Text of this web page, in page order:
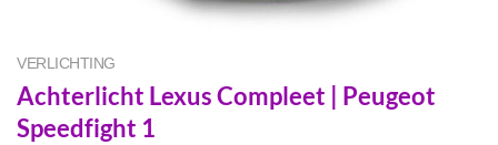
VERLICHTING
Achterlicht Lexus Compleet | Peugeot
Speedfight 1